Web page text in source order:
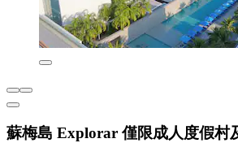
蘇梅島 Explorar 僅限成人度假村